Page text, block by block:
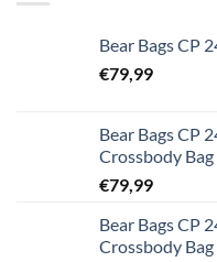
Bear Bags CP
€79,99
Bear Bags CP
Crossbody Bag
€79,99
Bear Bags CP
Crossbody Bag